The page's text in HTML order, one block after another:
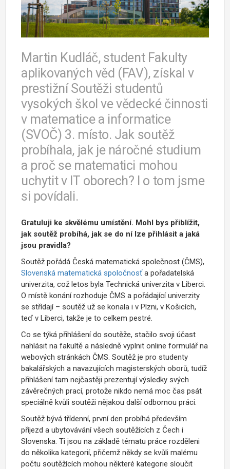
Martin Kudláč, student Fakulty
aplikovaných věd (FAV), získal v
prestižní Soutěži studentů
vysokých škol ve vědecké činnosti
v matematice a informatice
(SVOČ) 3. místo. Jak soutěž
probíhala, jak je náročné studium
a proč se matematici mohou
uchytit v IT oborech? I o tom jsme
si povídali.
Gratuluji ke skvělému umístění. Mohl bys přiblížit,
jak soutěž probíhá, jak se do ní lze přihlásit a jaká
jsou pravidla?
Soutěž pořádá Česká matematická společnost (ČMS),
Slovenská matematická spoločnosťa pořadatelská
univerzita, což letos byla Technická univerzita v Liberci.
O místě konání rozhoduje ČMS a pořádající univerzity
se střídají – soutěž už se konala i v Plzni, v Košicích,
teď v Liberci, takže je to celkem pestré.
Co se týká přihlášení do soutěže, stačilo svoji účast
nahlásit na fakultě a následně vyplnit online formulář na
webových stránkách ČMS. Soutěž je pro studenty
bakalářských a navazujících magisterských oborů, tudíž
přihlášení tam nejčastěji prezentují výsledky svých
závěrečných prací, protože nikdo nemá moc čas psát
speciálně kvůli soutěži nějakou další odbornou práci.
Soutěž bývá třídenní, první den probíhá především
příjezd a ubytovávání všech soutěžících z Čech i
Slovenska. Ti jsou na základě tématu práce rozděleni
do několika kategorií, přičemž někdy se kvůli malému
počtu soutěžících mohou některé kategorie sloučit